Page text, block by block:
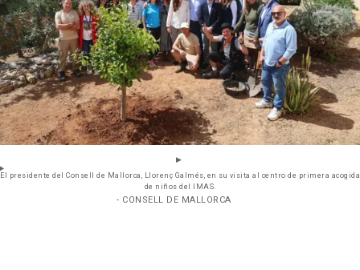
El presidente del Consell de Mallorca, Llorenç Galmés, en su visita al centro de primera acogida
de niños del IMAS.
- CONSELL DE MALLORCA